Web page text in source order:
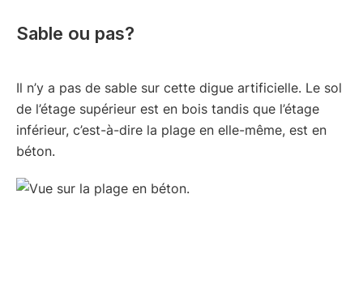
Sable ou pas?
Il n’y a pas de sable sur cette digue artificielle. Le sol
de l’étage supérieur est en bois tandis que l’étage
inférieur, c’est-à-dire la plage en elle-même, est en
béton.